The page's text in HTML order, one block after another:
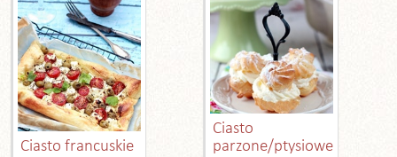
Ciasto francuskie
Ciasto
parzone/ptysiowe